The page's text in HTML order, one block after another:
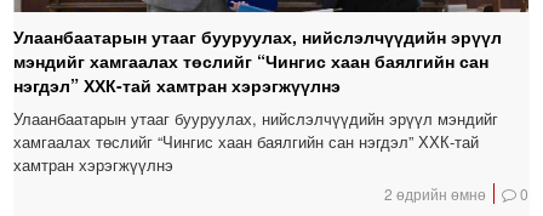
Улаанбаатарын утааг бууруулах, нийслэлчүүдийн эрүүл
мэндийг хамгаалах төслийг “Чингис хаан баялгийн сан
нэгдэл” ХХК-тай хамтран хэрэгжүүлнэ
Улаанбаатарын утааг бууруулах, нийслэлчүүдийн эрүүл мэндийг
хамгаалах төслийг “Чингис хаан баялгийн сан нэгдэл” ХХК-тай
хамтран хэрэгжүүлнэ
2 өдрийн өмнө 0